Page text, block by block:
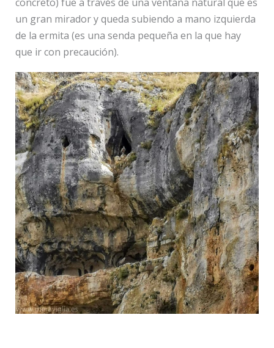
un gran mirador y queda subiendo a mano izquierda
de la ermita (es una senda pequeña en la que hay
que ir con precaución).